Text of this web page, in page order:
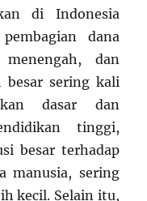
di Indonesia
dana
dan
besar sering kali
dasar dan
tinggi,
besar terhadap
manusia, sering
kecil. Selain itu,